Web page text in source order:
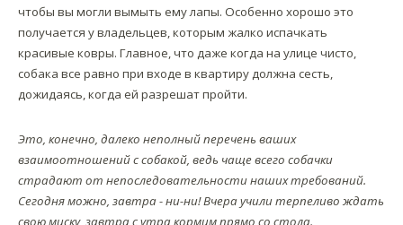
чтобы вы могли вымыть ему лапы. Особенно хорошо это
получается у владельцев, которым жалко испачкать
красивые ковры. Главное, что даже когда на улице чисто,
собака все равно при входе в квартиру должна сесть,
дожидаясь, когда ей разрешат пройти.
Это, конечно, далеко неполный перечень ваших
взаимоотношений с собакой, ведь чаще всего собачки
страдают от непоследовательности наших требований.
Сегодня можно, завтра - ни-ни! Вчера учили терпеливо ждать
свою миску, завтра с утра кормим прямо со стола.